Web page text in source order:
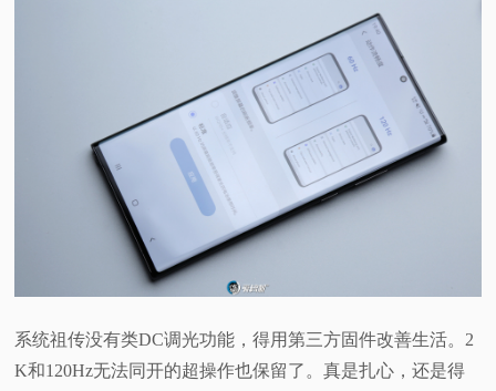
系统祖传没有类DC调光功能，得用第三方固件改善生活。2
K和120Hz无法同开的超操作也保留了。真是扎心，还是得